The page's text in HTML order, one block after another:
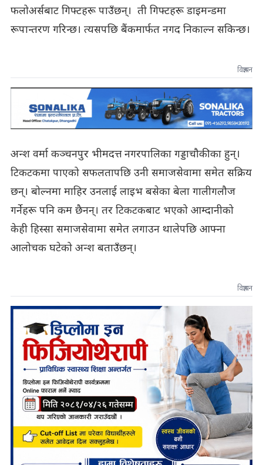
फलोअर्सबाट गिफ्टहरू पाउँछन्। ती गिफ्टहरू डाइमन्डमा
रूपान्तरण गरिन्छ। त्यसपछि बैंकमार्फत नगद निकाल्न सकिन्छ।
विज्ञापन
अन्श वर्मा कञ्चनपुर भीमदत्त नगरपालिका गड्डाचौकीका हुन्।
टिकटकमा पाएको सफलतापछि उनी समाजसेवामा समेत सक्रिय
छन्। बोल्नमा माहिर उनलाई लाइभ बसेका बेला गालीगलौज
गर्नेहरू पनि कम छैनन्। तर टिकटकबाट भएको आम्दानीको
केही हिस्सा समाजसेवामा समेत लगाउन थालेपछि आफ्ना
आलोचक घटेको अन्श बताउँछन्।
विज्ञापन